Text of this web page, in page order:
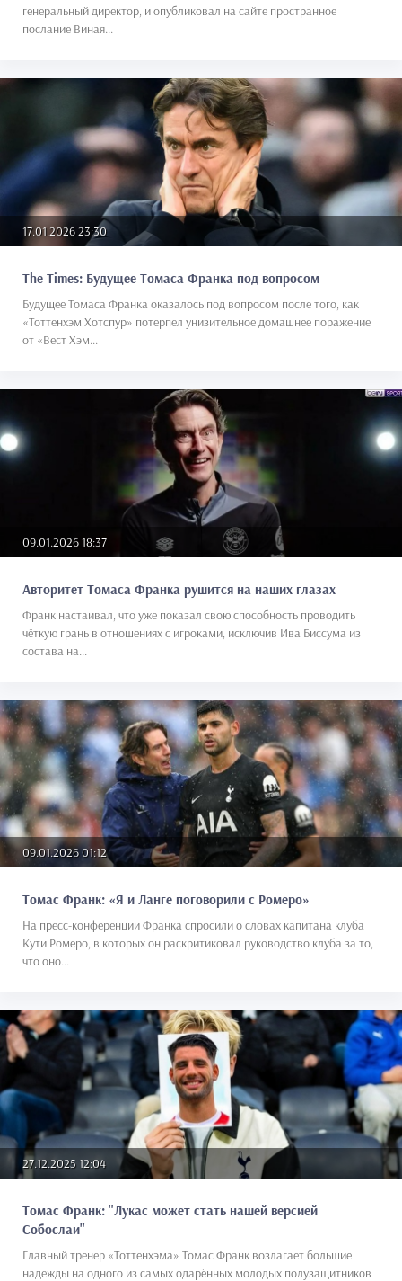
генеральный директор, и опубликовал на сайте пространное
послание Виная...
17.01.2026 23:30
The Times: Будущее Томаса Франка под вопросом
Будущее Томаса Франка оказалось под вопросом после того, как
«Тоттенхэм Хотспур» потерпел унизительное домашнее поражение
от «Вест Хэм...
09.01.2026 18:37
Авторитет Томаса Франка рушится на наших глазах
Франк настаивал, что уже показал свою способность проводить
чёткую грань в отношениях с игроками, исключив Ива Биссума из
состава на...
09.01.2026 01:12
Томас Франк: «Я и Ланге поговорили с Ромеро»
На пресс-конференции Франка спросили о словах капитана клуба
Кути Ромеро, в которых он раскритиковал руководство клуба за то,
что оно...
27.12.2025 12:04
Томас Франк: "Лукас может стать нашей версией
Собослаи"
Главный тренер «Тоттенхэма» Томас Франк возлагает большие
надежды на одного из самых одарённых молодых полузащитников